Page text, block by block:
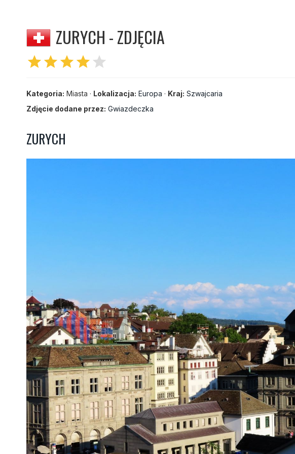
ZURYCH - ZDJĘCIA
starstarstarstar star
Kategoria: Miasta · Lokalizacja: Europa · Kraj: Szwajcaria
Zdjęcie dodane przez: Gwiazdeczka
ZURYCH